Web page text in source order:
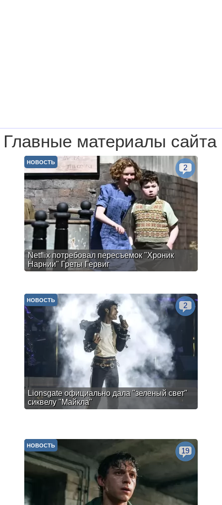
Главные материалы сайта
Netflix потребовал пересъемок "Хроник
Нарнии" Греты Гервиг
НОВОСТЬ
2
Lionsgate официально дала "зеленый свет"
сиквелу "Майкла"
НОВОСТЬ
2
НОВОСТЬ
19